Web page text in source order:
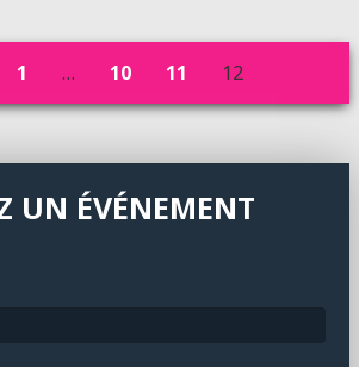
1 … 10 11 12
UN ÉVÉNEMENT